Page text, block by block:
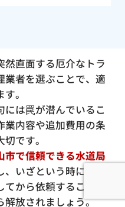
然直面する厄介なトラ
業者を選ぶことで、適
。
には罠が潜んでいるこ
業内容や追加費用の条
です。
市で信頼できる水道局
、いざという時に慌て
から依頼すること
解放されましょう。